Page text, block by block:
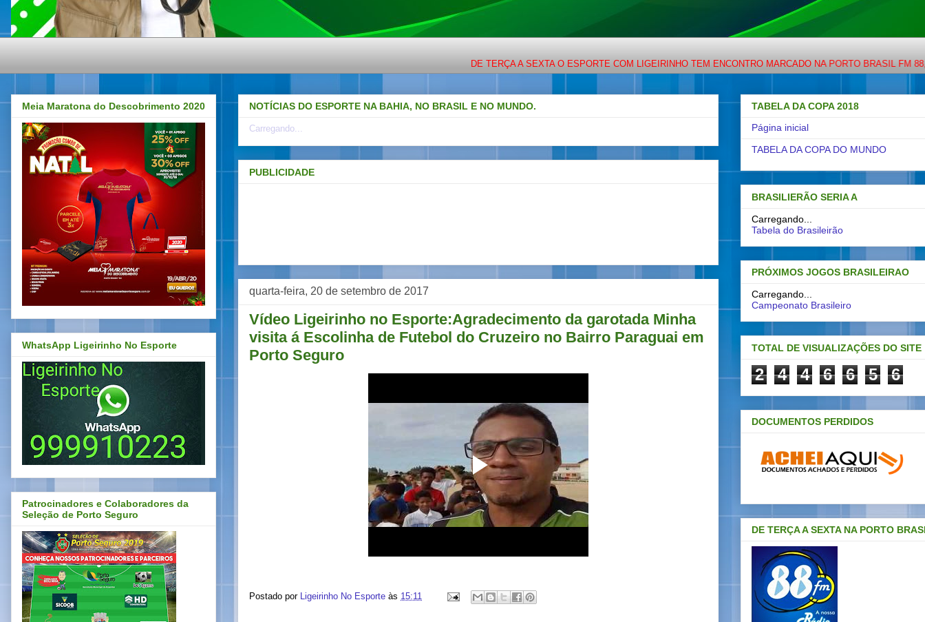
DE TERÇA A SEXTA O ESPORTE COM LIGEIRINHO TEM ENCONTRO MARCADO NA PORTO BRASIL FM 88,7 OU
NOTÍCIAS DO ESPORTE NA BAHIA, NO BRASIL E NO MUNDO.
Carregando...
PUBLICIDADE
quarta-feira, 20 de setembro de 2017
Vídeo Ligeirinho no Esporte:Agradecimento da garotada Minha
visita á Escolinha de Futebol do Cruzeiro no Bairro Paraguai em
Porto Seguro
Postado por Ligeirinho No Esporte às 15:11
Meia Maratona do Descobrimento 2020
WhatsApp Ligeirinho No Esporte
Patrocinadores e Colaboradores da
Seleção de Porto Seguro
TABELA DA COPA 2018
Página inicial
TABELA DA COPA DO MUNDO
BRASILIERÃO SERIA A
Carregando...
Tabela do Brasileirão
PRÓXIMOS JOGOS BRASILEIRAO
Carregando...
Campeonato Brasileiro
TOTAL DE VISUALIZAÇÕES DO SITE
2 4 4 6 6 5 6
DOCUMENTOS PERDIDOS
DE TERÇA A SEXTA NA PORTO